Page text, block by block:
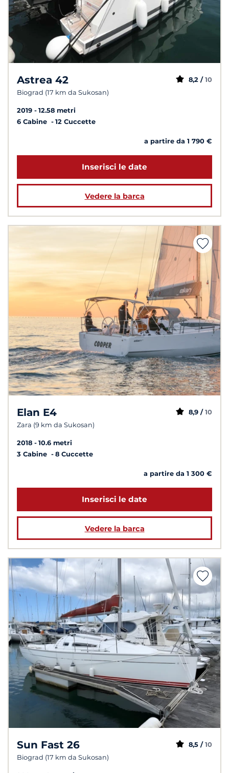
Astrea 42
Biograd (17 km da Sukosan)
8,2 / 10
2019
12.58 metri
6 Cabine
12 Cuccette
a partire da 1 790 €
Inserisci le date
Vedere la barca
Elan E4
Zara (9 km da Sukosan)
8,9 / 10
2018
10.6 metri
3 Cabine
8 Cuccette
a partire da 1 300 €
Inserisci le date
Vedere la barca
Sun Fast 26
Biograd (17 km da Sukosan)
8,5 / 10